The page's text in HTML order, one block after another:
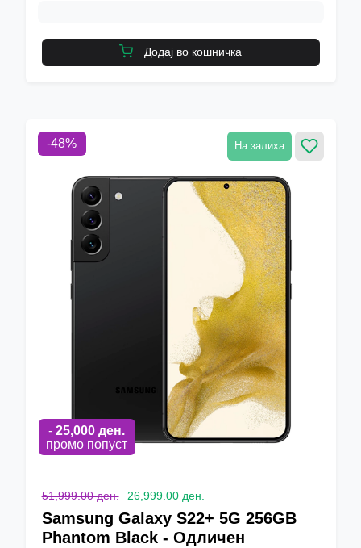
Додај во кошничка
-48% На залиха
- 25,000 ден.
промо попуст
51,999.00 ден. 26,999.00 ден.
Samsung Galaxy S22+ 5G 256GB
Phantom Black - Одличен